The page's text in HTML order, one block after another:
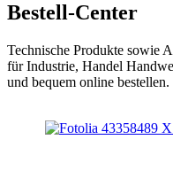
Bestell-Center
Technische Produkte sowie
für Industrie, Handel
und bequem online bestellen.